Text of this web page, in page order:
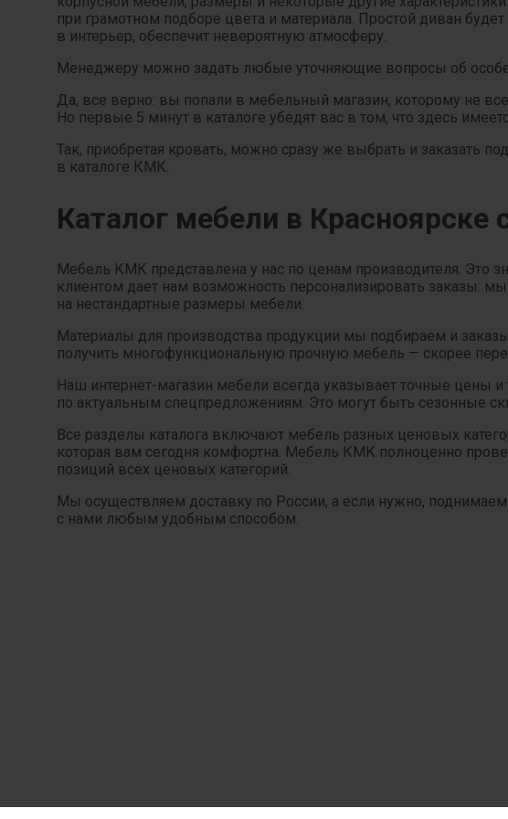
при грамотном подборе цвета и материала. Простой диван
в интерьер, обеспечит невероятную атмосферу.
Менеджеру можно задать любые уточняющие вопросы об
Да, все верно: вы попали в мебельный магазин, которому не
Но первые 5 минут в каталоге убедят вас в том, что здесь
Так, приобретая кровать, можно сразу же выбрать и заказать
в каталоге КМК.
Каталог мебели в Красноярске
Мебель КМК представлена у нас по ценам производителя. Это
клиентом дает нам возможность персонализировать заказы:
на нестандартные размеры мебели.
Материалы для производства продукции мы подбираем и
получить многофункциональную прочную мебель — скорее
Наш интернет-магазин мебели всегда указывает точные цены
по актуальным спецпредложениям. Это могут быть сезонные
Все разделы каталога включают мебель разных ценовых
которая вам сегодня комфортна. Мебель КМК полноценно
позиций всех ценовых категорий.
Мы осуществляем доставку по России, а если нужно,
с нами любым удобным способом.